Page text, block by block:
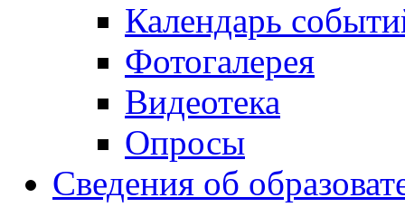
Календарь
Фотогалерея
Видеотека
Опросы
Сведения об